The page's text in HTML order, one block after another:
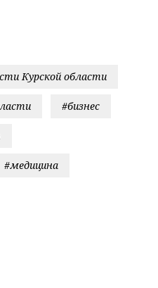
Курской области
#бизнес
#медицина